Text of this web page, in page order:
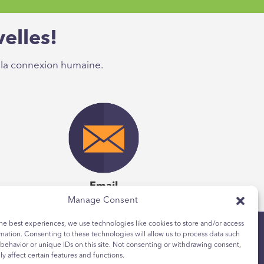
Manage Consent
best experiences, we use technologies like cookies to store and/or access
Consenting to these technologies will allow us to process data such
or unique IDs on this site. Not consenting or withdrawing consent,
affect certain features and functions.
communiquer; et
Chambliss
et
Chambliss
connexion humaine.
Email